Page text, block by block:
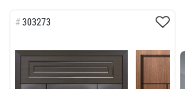
303273